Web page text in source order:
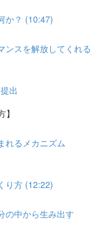
か？ (10:47)
スを解放してくれる
出
るメカニズム
り方 (12:22)
中から生み出す